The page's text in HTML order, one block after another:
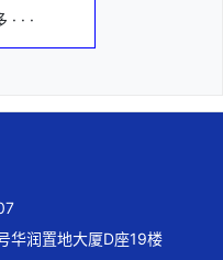
· · ·
华润置地大厦D座19楼